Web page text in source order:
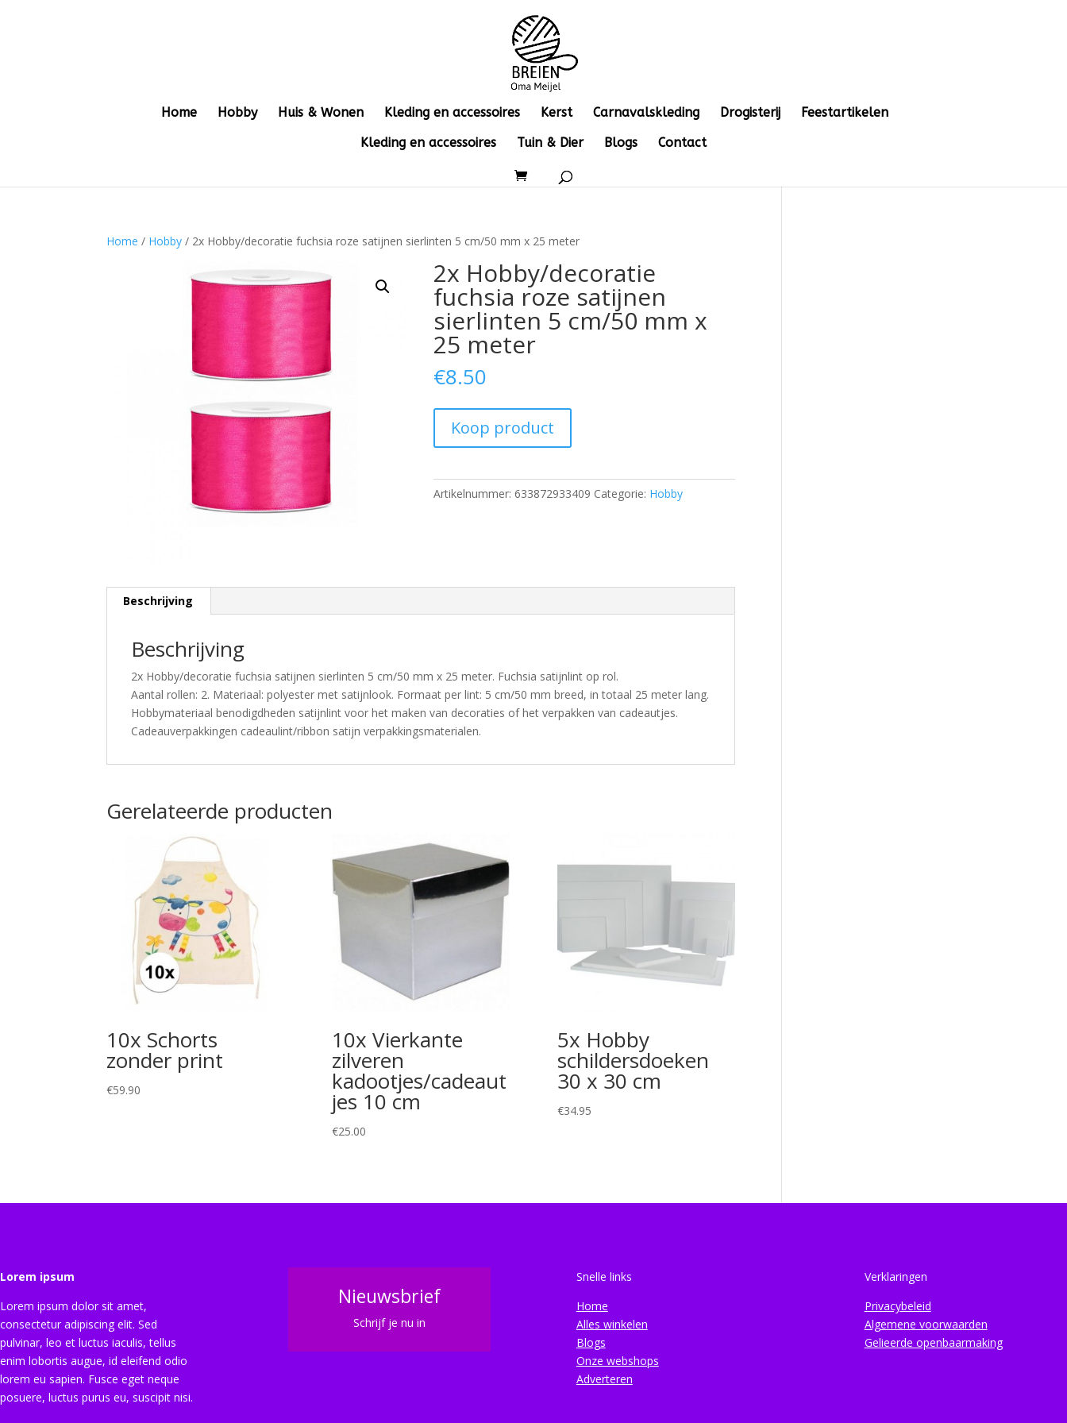
Home Hobby Huis & Wonen Kleding en accessoires Kerst Carnavalskleding Drogisterij
Feestartikelen
Kleding en accessoires
Tuin & Dier Blogs Contact
Home / Hobby / 2x Hobby/decoratie fuchsia roze satijnen sierlinten 5 cm/50 mm x 25 meter
2x Hobby/decoratie
fuchsia roze satijnen
sierlinten 5 cm/50 mm x
25 meter
€8.50
Koop product
Artikelnummer:633872933409 Categorie: Hobby
Beschrijving
Beschrijving
2x Hobby/decoratie fuchsia satijnen sierlinten 5 cm/50 mm x 25 meter. Fuchsia satijnlint op rol.
Aantal rollen: 2. Materiaal: polyester met satijnlook. Formaat per lint: 5 cm/50 mm breed, in totaal 25 meter lang.
Hobbymateriaal benodigdheden satijnlint voor het maken van decoraties of het verpakken van cadeautjes.
Cadeauverpakkingen cadeaulint/ribbon satijn verpakkingsmaterialen.
Gerelateerde producten
10x Schorts
zonder print
€59.90
10x Vierkante
zilveren
kadootjes/cadeaut
jes 10 cm
€25.00
5x Hobby
schildersdoeken
30 x 30 cm
€34.95
Lorem ipsum
Lorem ipsum dolor sit amet,
consectetur adipiscing elit. Sed
pulvinar, leo et luctus iaculis, tellus
enim lobortis augue, id eleifend odio
lorem eu sapien. Fusce eget neque
posuere, luctus purus eu, suscipit nisi.
Nieuwsbrief
Schrijf je nu in
Snelle links
Home
Alles winkelen
Blogs
Onze webshops
Adverteren
Verklaringen
Privacybeleid
Algemene voorwaarden
Gelieerde openbaarmaking